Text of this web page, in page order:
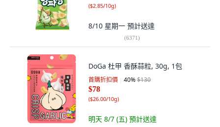
($2.85/10g)
8/10 星期一 預計送達
(6371)
DoGa 杜甲 香酥蒜粒, 30g, 1包
首購折扣價 40%$130
$78
($26.00/10g)
明天 8/7 (五) 預計送達